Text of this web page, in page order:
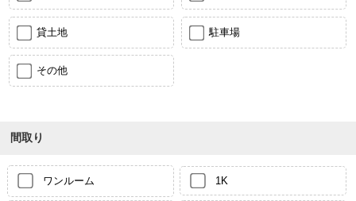
貸土地 駐車場
その他
間取り
ワンルーム 1K